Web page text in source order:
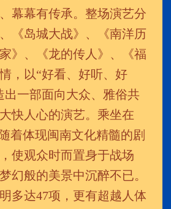
幕幕有传承。整场演艺分
《岛城大战》、《南洋历
》、《龙的传人》、《福
，以“好看、好听、好
出一部面向大众、雅俗共
快人心的演艺。乘坐在
着体现闽南文化精髓的剧
使观众时而置身于战场
幻般的美景中沉醉不已。
多达47项，更有超越人体